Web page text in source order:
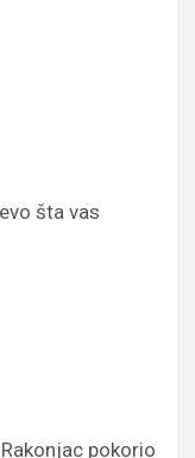
šta vas
Rakonjac pokorio